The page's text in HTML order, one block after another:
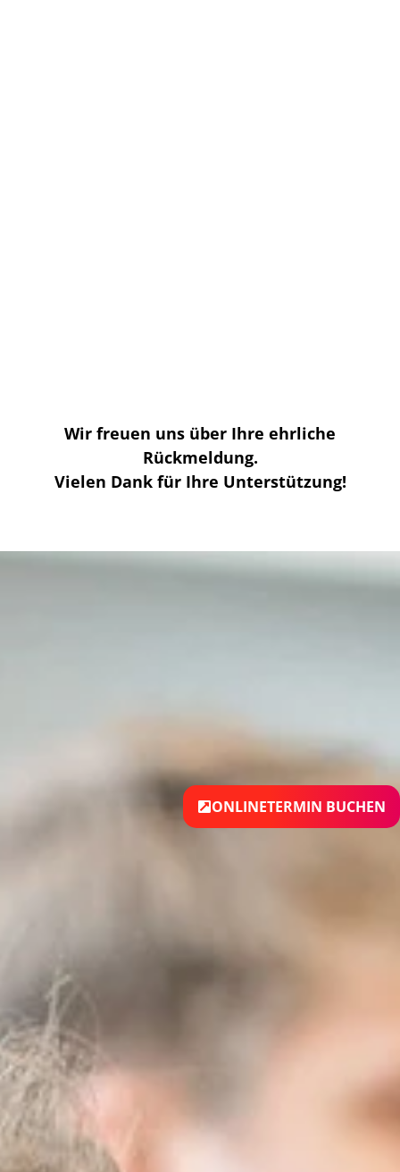
Wir freuen uns über Ihre ehrliche
Rückmeldung.
Vielen Dank für Ihre Unterstützung!
ONLINETERMIN BUCHEN